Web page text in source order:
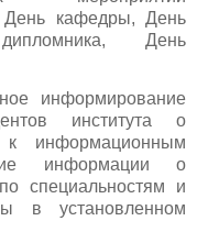
День кафедры, День
День
информирование
института о
к информационным
информации о
специальностям и
в установленном